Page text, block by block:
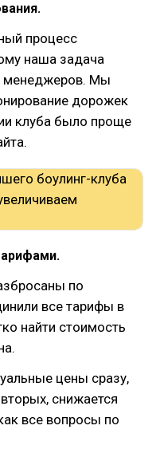
процесс
наша задача
менеджеров. Мы
дорожек
клуба было проще
по
все тарифы в
найти стоимость
цены сразу,
снижается
все вопросы по